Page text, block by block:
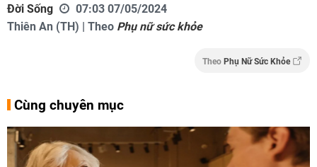
Đời Sống
07:03 07/05/2024
Thiên An (TH) | Theo Phụ nữ sức khỏe
Theo Phụ Nữ Sức Khỏe
Cùng chuyên mục